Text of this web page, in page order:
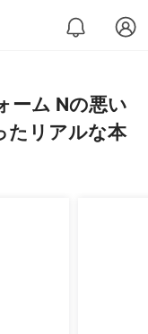
ーム Nの悪い
たリアルな本